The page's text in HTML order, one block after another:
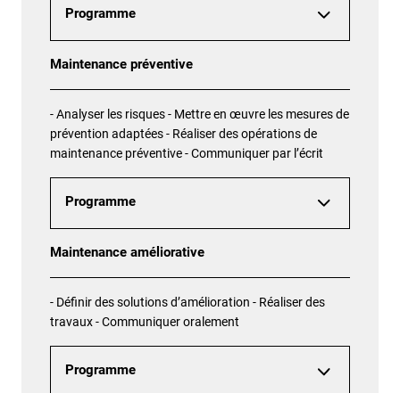
Programme
Maintenance préventive
- Analyser les risques - Mettre en œuvre les mesures de
prévention adaptées - Réaliser des opérations de
maintenance préventive - Communiquer par l’écrit
Programme
Maintenance améliorative
- Définir des solutions d’amélioration - Réaliser des
travaux - Communiquer oralement
Programme